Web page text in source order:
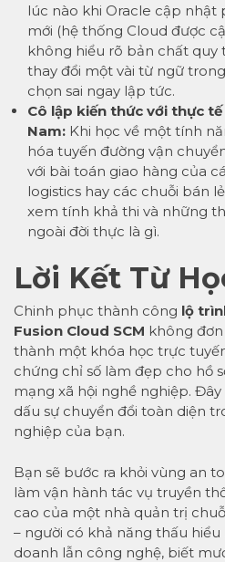
lúc nào khi Oracle cập
mới (hệ thống Cloud được
không hiểu rõ bản chất quy
thay đổi một vài từ ngữ
chọn sai ngay lập tức.
Cô lập kiến thức với thực
Nam: Khi học về một tính
hóa tuyến đường vận
với bài toán giao hàng của
logistics hay các chuỗi bán
xem tính khả thi và những
ngoài đời thực là gì.
Lời Kết Từ
Chinh phục thành công lộ
Fusion Cloud SCM không
thành một khóa học trực
chứng chỉ số làm đẹp cho hồ
mạng xã hội nghề nghiệp.
dấu sự chuyển đổi toàn diện
nghiệp của bạn.
Bạn sẽ bước ra khỏi vùng an
làm vận hành tác vụ truyền
cao của một nhà quản trị
– người có khả năng thấu
doanh lẫn công nghệ, biết